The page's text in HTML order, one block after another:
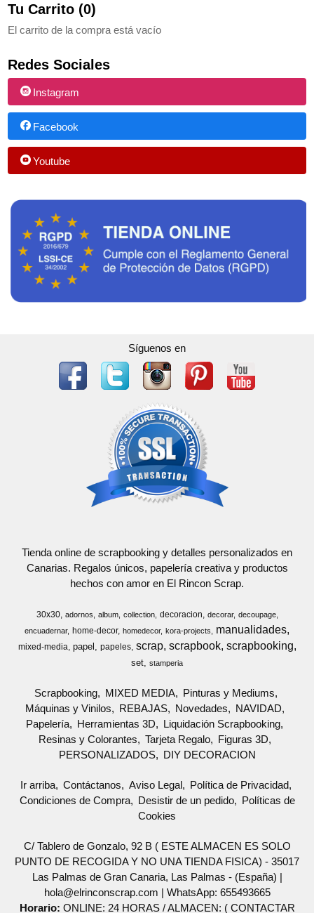
Tu Carrito (0)
El carrito de la compra está vacío
Redes Sociales
Instagram
Facebook
Youtube
Síguenos en
Tienda online de scrapbooking y detalles personalizados en
Canarias. Regalos únicos, papelería creativa y productos
hechos con amor en El Rincon Scrap.
30x30 adornos album collection decoracion decorar
decoupage
encuadernar
home-decor homedecor kora-projects manualidades
mixed-media papel papeles scrap scrapbook scrapbooking
set stamperia
Scrapbooking MIXED MEDIA
Pinturas y Mediums
Máquinas y Vinilos
REBAJAS Novedades
NAVIDAD
Papelería
Herramientas 3D
Liquidación Scrapbooking
Resinas y Colorantes
Tarjeta Regalo
Figuras 3D
PERSONALIZADOS
DIY DECORACION
Ir arriba Contáctanos Aviso Legal
Política de Privacidad
Condiciones de Compra
Desistir de un pedido
Políticas de
Cookies
C/ Tablero de Gonzalo, 92 B ( ESTE ALMACEN ES SOLO
PUNTO DE RECOGIDA Y NO UNA TIENDA FISICA) - 35017
Las Palmas de Gran Canaria, Las Palmas - (España) |
hola@elrinconscrap.com | WhatsApp: 655493665
Horario: ONLINE: 24 HORAS / ALMACEN: ( CONTACTAR